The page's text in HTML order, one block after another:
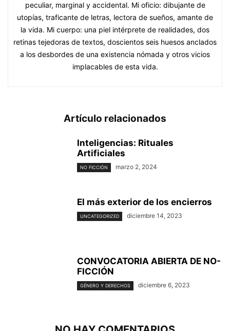
peculiar, marginal y accidental. Mi oficio: dibujante de
utopías, traficante de letras, lectora de sueños, amante de
la vida. Mi cuerpo: una piel intérprete de realidades, dos
retinas tejedoras de textos, doscientos seis huesos anclados
a los desbordes de una existencia nómada y otros vicios
implacables de esta vida.
Artículo relacionados
Inteligencias: Rituales
Artificiales
NO FICCIÓN marzo 2, 2024
El más exterior de los encierros
UNCATEGORIZED diciembre 14, 2023
CONVOCATORIA ABIERTA DE NO-
FICCIÓN
GÉNERO Y DERECHOS diciembre 6, 2023